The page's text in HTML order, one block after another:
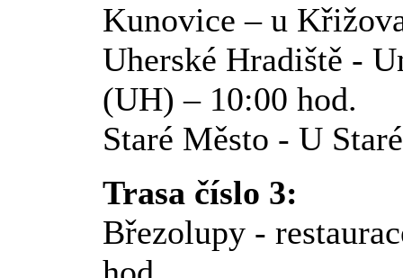
Kunovice – u
Uherské Hradiště -
(UH) – 10:00 hod.
Staré Město - U
Trasa číslo 3:
Březolupy -